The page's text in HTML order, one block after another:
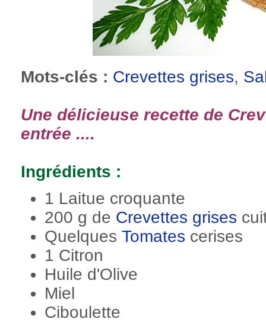
Mots-clés : Crevettes grises,
Une délicieuse recette de
entrée ....
Ingrédients :
1 Laitue croquante
200 g de Crevettes grises
Quelques Tomates cerises
1 Citron
Huile d'Olive
Miel
Ciboulette